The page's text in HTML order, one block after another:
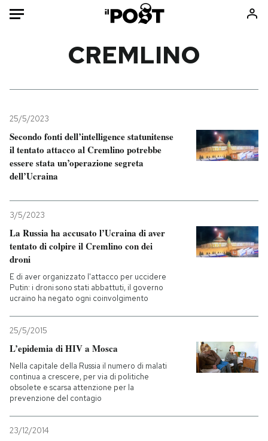
Mondo
Politica
Tecnologia
Internet
Cultura
Economia
Sport
Consumismi
Storie/Idee
Europa
Mondiali calcio 2026
PODCAST
NEWSLETTER
I MIEI PREFERITI
CREMLINO
25/5/2023
Secondo fonti dell’intelligence statunitense
il tentato attacco al Cremlino potrebbe
essere stata un’operazione segreta
dell’Ucraina
3/5/2023
La Russia ha accusato l’Ucraina di aver
tentato di colpire il Cremlino con dei
droni
E di aver organizzato l'attacco per uccidere
Putin: i droni sono stati abbattuti, il governo
ucraino ha negato ogni coinvolgimento
25/5/2015
L’epidemia di HIV a Mosca
Nella capitale della Russia il numero di malati
continua a crescere, per via di politiche
obsolete e scarsa attenzione per la
prevenzione del contagio
23/12/2014